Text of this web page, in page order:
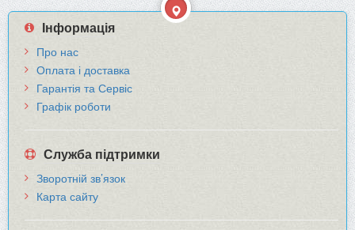
Інформація
Про нас
Оплата і доставка
Гарантія та Сервіс
Графік роботи
Служба підтримки
Зворотній зв’язок
Карта сайту